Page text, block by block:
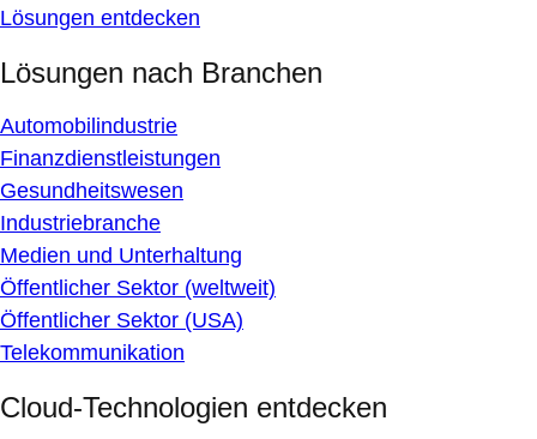
Lösungen entdecken
Lösungen nach Branchen
Automobilindustrie
Finanzdienstleistungen
Gesundheitswesen
Industriebranche
Medien und Unterhaltung
Öffentlicher Sektor (weltweit)
Öffentlicher Sektor (USA)
Telekommunikation
Cloud-Technologien entdecken